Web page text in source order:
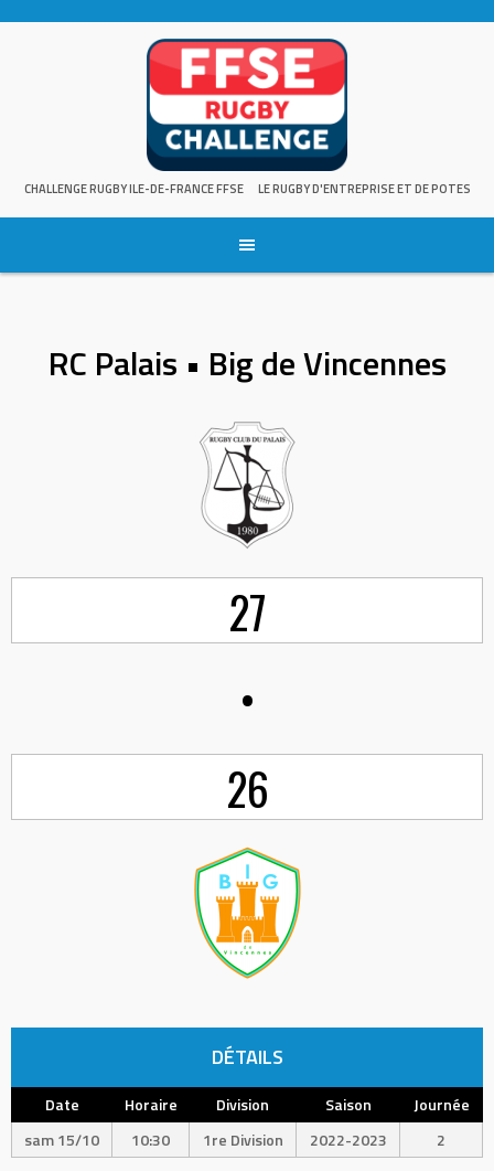
CHALLENGE RUGBY ILE-DE-FRANCE FFSE LE RUGBY D'ENTREPRISE ET DE POTES
RC Palais • Big de Vincennes
27
•
26
DÉTAILS
Date Horaire Division Saison
Journée
sam 15/10
10:30 1re Division 2022-2023 2